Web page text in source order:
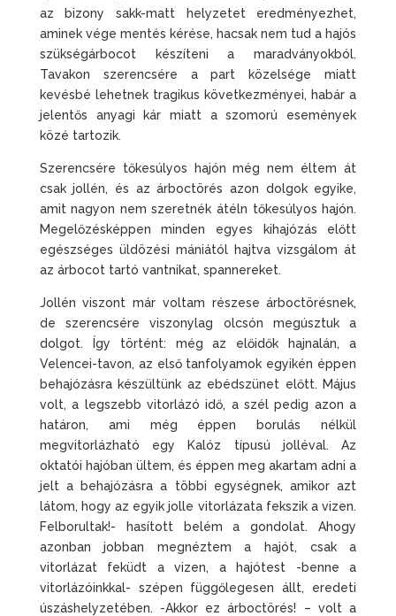
az bizony sakk-matt helyzetet eredményezhet,
aminek vége mentés kérése, hacsak nem tud a hajós
szükségárbocot készíteni a maradványokból.
Tavakon szerencsére a part közelsége miatt
kevésbé lehetnek tragikus következményei, habár a
jelentős anyagi kár miatt a szomorú események
közé tartozik.
Szerencsére tőkesúlyos hajón még nem éltem át
csak jollén, és az árboctörés azon dolgok egyike,
amit nagyon nem szeretnék átéln tőkesúlyos hajón.
Megelőzésképpen minden egyes kihajózás előtt
egészséges üldözési mániától hajtva vizsgálom át
az árbocot tartó vantnikat, spannereket.
Jollén viszont már voltam részese árboctörésnek,
de szerencsére viszonylag olcsón megúsztuk a
dolgot. Így történt: még az előidők hajnalán, a
Velencei-tavon, az első tanfolyamok egyikén éppen
behajózásra készültünk az ebédszünet előtt. Május
volt, a legszebb vitorlázó idő, a szél pedig azon a
határon, ami még éppen borulás nélkül
megvitorlázható egy Kalóz típusú jolléval. Az
oktatói hajóban ültem, és éppen meg akartam adni a
jelt a behajózásra a többi egységnek, amikor azt
látom, hogy az egyik jolle vitorlázata fekszik a vizen.
Felborultak!- hasított belém a gondolat. Ahogy
azonban jobban megnéztem a hajót, csak a
vitorlázat feküdt a vizen, a hajótest -benne a
vitorlázóinkkal- szépen függőlegesen állt, eredeti
úszáshelyzetében. -Akkor ez árboctörés! – volt a